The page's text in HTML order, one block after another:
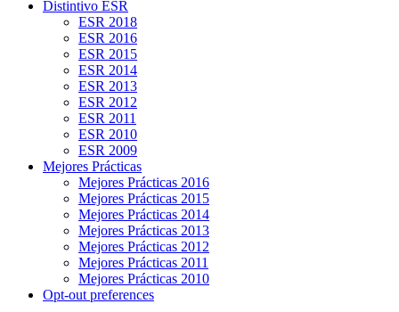
Distintivo ESR
ESR 2018
ESR 2016
ESR 2015
ESR 2014
ESR 2013
ESR 2012
ESR 2011
ESR 2010
ESR 2009
Mejores Prácticas
Mejores Prácticas 2016
Mejores Prácticas 2015
Mejores Prácticas 2014
Mejores Prácticas 2013
Mejores Prácticas 2012
Mejores Prácticas 2011
Mejores Prácticas 2010
Opt-out preferences